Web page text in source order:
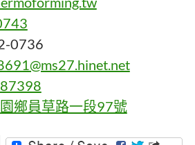
0736
鄉員草路一段97號